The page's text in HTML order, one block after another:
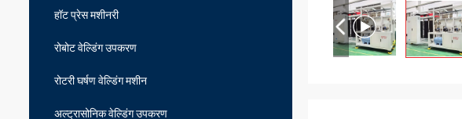
हॉट प्रेस मशीनरी
रोबोट वेल्डिंग उपकरण
रोटरी घर्षण वेल्डिंग मशीन
अल्ट्रासोनिक वेल्डिंग उपकरण